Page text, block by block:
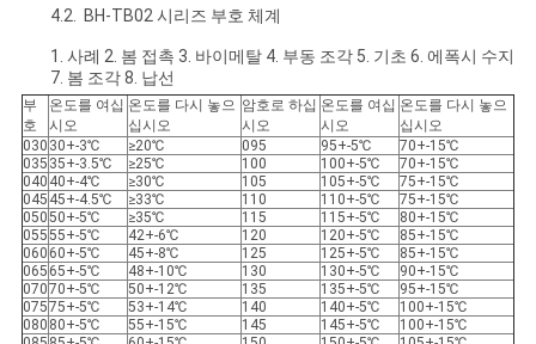
4.2. BH-TB02 시리즈 부호 체계
1. 사례 2. 봄 접촉 3. 바이메탈 4. 부동 조각 5. 기초 6. 에폭시 수지
7. 봄 조각 8. 납선
부
호
온도를 여십
시오
온도를 다시 놓으
십시오
암호로 하십
시오
온도를 여십
시오
온도를 다시 놓으
십시오
030 30+-3℃ ≥20℃ 095 95+-5℃
70+-15℃
035 35+-3.5℃ ≥25℃ 100 100+-5℃
70+-15℃
040 40+-4℃ ≥30℃ 105 105+-5℃
75+-15℃
045 45+-4.5℃ ≥33℃ 110 110+-5℃
75+-15℃
05050+-5℃ ≥35℃ 115 115+-5℃
80+-15℃
05555+-5℃ 42+-6℃ 120 120+-5℃
85+-15℃
060 60+-5℃ 45+-8℃ 125 125+-5℃
85+-15℃
065 65+-5℃ 48+-10℃ 130 130+-5℃
90+-15℃
07070+-5℃ 50+-12℃ 135 135+-5℃
95+-15℃
07575+-5℃ 53+-14℃ 140 140+-5℃
100+-15℃
080 80+-5℃ 55+-15℃ 145 145+-5℃
100+-15℃